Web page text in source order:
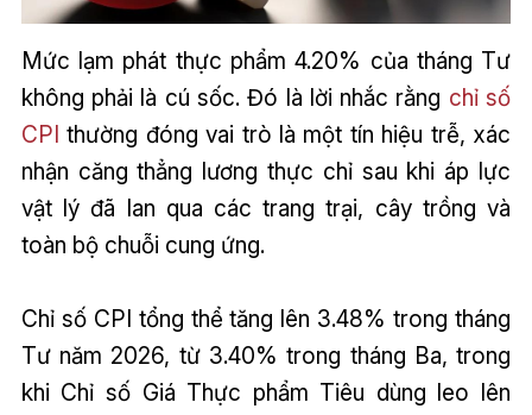
Mức lạm phát thực phẩm 4.20% của tháng Tư
không phải là cú sốc. Đó là lời nhắc rằng chỉ số
CPI thường đóng vai trò là một tín hiệu trễ, xác
nhận căng thẳng lương thực chỉ sau khi áp lực
vật lý đã lan qua các trang trại, cây trồng và
toàn bộ chuỗi cung ứng.
Chỉ số CPI tổng thể tăng lên 3.48% trong tháng
Tư năm 2026, từ 3.40% trong tháng Ba, trong
khi Chỉ số Giá Thực phẩm Tiêu dùng leo lên